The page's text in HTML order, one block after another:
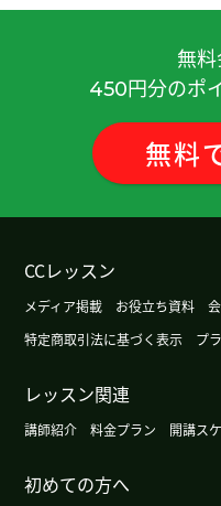
谢谢您。明天见!
谢谢您。明天见!
谢谢您。我要加油！
谢谢您。我要加油！
谢谢您。我要加油！
谢谢！( 30代 男性 )
我要加油!谢谢.
無
450円分のポ
無料
CCレッスン
メディア掲載 お役立ち資料
特定商取引法に基づく表示
プ
レッスン関連
講師紹介 料金プラン 開講ス
初めての方へ